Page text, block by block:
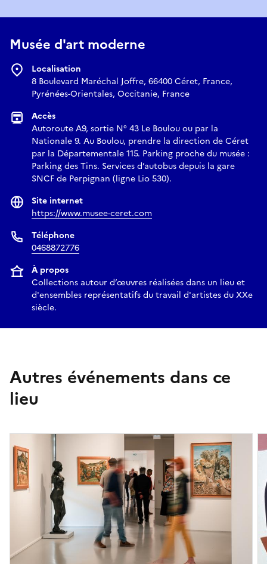
Musée d'art moderne
Localisation
8 Boulevard Maréchal Joffre, 66400 Céret, France,
Pyrénées-Orientales, Occitanie, France
Accès
Autoroute A9, sortie N° 43 Le Boulou ou par la
Nationale 9. Au Boulou, prendre la direction de Céret
par la Départementale 115. Parking proche du musée :
Parking des Tins. Services d’autobus depuis la gare
SNCF de Perpignan (ligne Lio 530).
Site internet
https://www.musee-ceret.com
Téléphone
0468872776
À propos
Collections autour d’œuvres réalisées dans un lieu et
d'ensembles représentatifs du travail d'artistes du XXe
siècle.
Autres événements dans ce
lieu